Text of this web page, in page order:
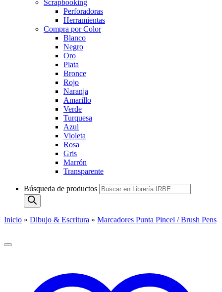
Scrapbooking
Perforadoras
Herramientas
Compra por Color
Blanco
Negro
Oro
Plata
Bronce
Rojo
Naranja
Amarillo
Verde
Turquesa
Azul
Violeta
Rosa
Gris
Marrón
Transparente
Búsqueda de productos
Inicio » Dibujo & Escritura » Marcadores Punta Pincel / Brush Pens